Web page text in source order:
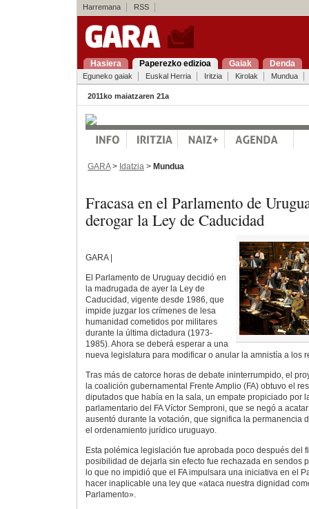
Harremana RSS
Hasiera Paperezko edizioa Gaiak Denda
Eguneko gaiak Euskal Herria Iritzia Kirolak Mundua
2011ko maiatzaren 21a
GARA> Idatzia > Mundua
Fracasa en el Parlamento de
derogar la Ley de Caducidad
GARA |
El Parlamento de Uruguay decidió en
la madrugada de ayer la Ley de
Caducidad, vigente desde 1986, que
impide juzgar los crímenes de lesa
humanidad cometidos por militares
durante la última dictadura (1973-
1985). Ahora se deberá esperar a una
nueva legislatura para modificar o anular la amnistía a los
Tras más de catorce horas de debate ininterrumpido, el
la coalición gubernamental Frente Amplio (FA) obtuvo el
diputados que había en la sala, un empate propiciado por
parlamentario del FA Víctor Semproni, que se negó a
ausentó durante la votación, que significa la permanencia
el ordenamiento jurídico uruguayo.
Esta polémica legislación fue aprobada poco después del
posibilidad de dejarla sin efecto fue rechazada en sendos
lo que no impidió que el FA impulsara una iniciativa en el
hacer inaplicable una ley que «ataca nuestra dignidad
Parlamento».